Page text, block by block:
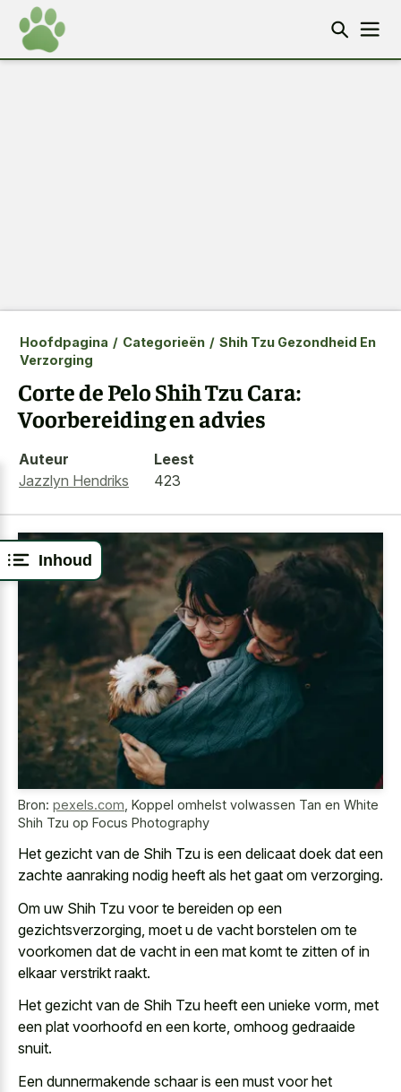
Inhoud
Hoofdpagina / Categorieën / Shih Tzu Gezondheid En
Verzorging
Corte de Pelo Shih Tzu Cara:
Voorbereiding en advies
Auteur
Jazzlyn Hendriks
Leest
423
Bron: pexels.com Koppel omhelst volwassen Tan en White
Shih Tzu op Focus Photography
Het gezicht van de Shih Tzu is een delicaat doek dat een
zachte aanraking nodig heeft als het gaat om verzorging.
Om uw Shih Tzu voor te bereiden op een
gezichtsverzorging, moet u de vacht borstelen om te
voorkomen dat de vacht in een mat komt te zitten of in
elkaar verstrikt raakt.
Het gezicht van de Shih Tzu heeft een unieke vorm, met
een plat voorhoofd en een korte, omhoog gedraaide
snuit.
Een dunnermakende schaar is een must voor het